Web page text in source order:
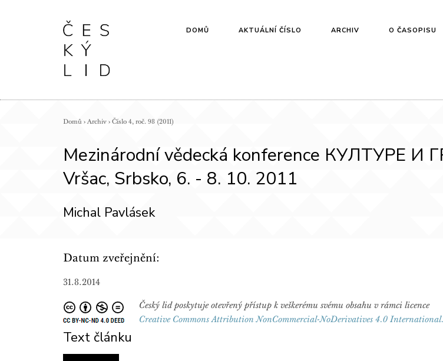
DOMŮ AKTUÁLNÍ ČÍSLO ARCHIV O ČASOPISU
Domů › Archiv › Číslo 4, roč. 98 (2011)
Mezinárodní vědecká konference КУЛТУРЕ И
Vršac, Srbsko, 6. - 8. 10. 2011
Michal Pavlásek
Datum zveřejnění:
31.8.2014
Český lid poskytuje otevřený přístup k veškerému svému obsahu v rámci licence
Creative Commons Attribution NonCommercial-NoDerivatives 4.0 International.
Text článku